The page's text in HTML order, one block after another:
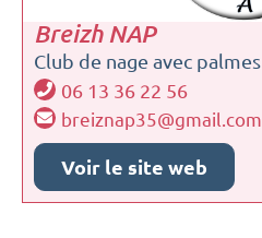
Breizh NAP
Club de nage avec palmes
06 13 36 22 56
breiznap35@gmail.com
Voir le site web